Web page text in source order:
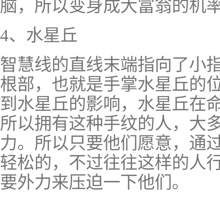
脑，所以变身成大富翁的机
4、水星丘
智慧线的直线末端指向了小
根部，也就是手掌水星丘的
到水星丘的影响，水星丘在
所以拥有这种手纹的人，大
力。所以只要他们愿意，通
轻松的，不过往往这样的人
要外力来压迫一下他们。